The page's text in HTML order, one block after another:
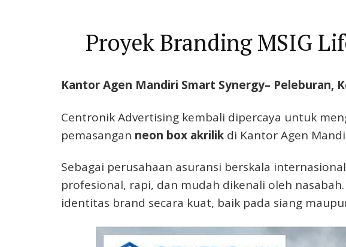
Proyek Branding MSIG
Kantor Agen Mandiri Smart Synergy– Peleburan,
Centronik Advertising kembali dipercaya untuk
pemasangan neon box akrilik di Kantor Agen
Sebagai perusahaan asuransi berskala
profesional, rapi, dan mudah dikenali oleh
identitas brand secara kuat, baik pada siang